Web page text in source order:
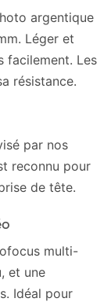
argentique
Léger et
facilement. Les
résistance.
par nos
reconnu pour
de tête.
multi-
et une
Idéal pour